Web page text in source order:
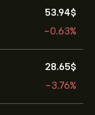
53.94‎$‎
-0.63%
28.65‎$‎
-3.76%